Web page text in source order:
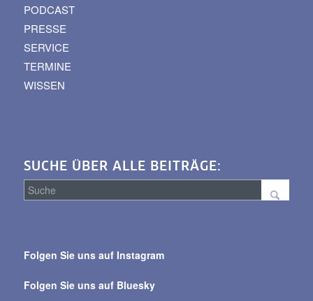
PODCAST
PRESSE
SERVICE
TERMINE
WISSEN
SUCHE ÜBER ALLE BEITRÄGE:
alle
Folgen Sie uns auf Instagram
Folgen Sie uns auf Bluesky